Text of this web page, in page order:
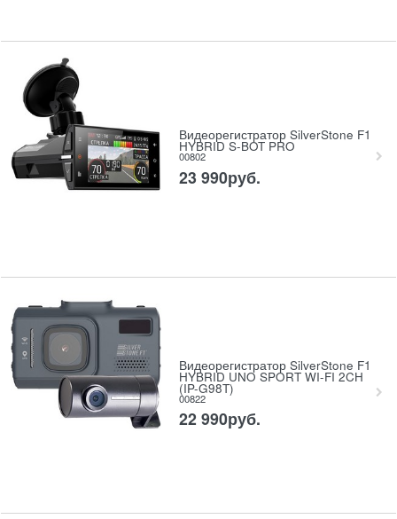
Видеорегистратор SilverStone F1
HYBRID S-BOT PRO
00802
23 990руб.
Видеорегистратор SilverStone F1
HYBRID UNO SPORT WI-FI 2CH
(IP-G98T)
00822
22 990руб.